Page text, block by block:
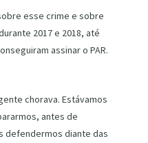
esse crime e sobre
2017 e 2018, até
assinar o PAR.
chorava. Estávamos
antes de
defendermos diante das